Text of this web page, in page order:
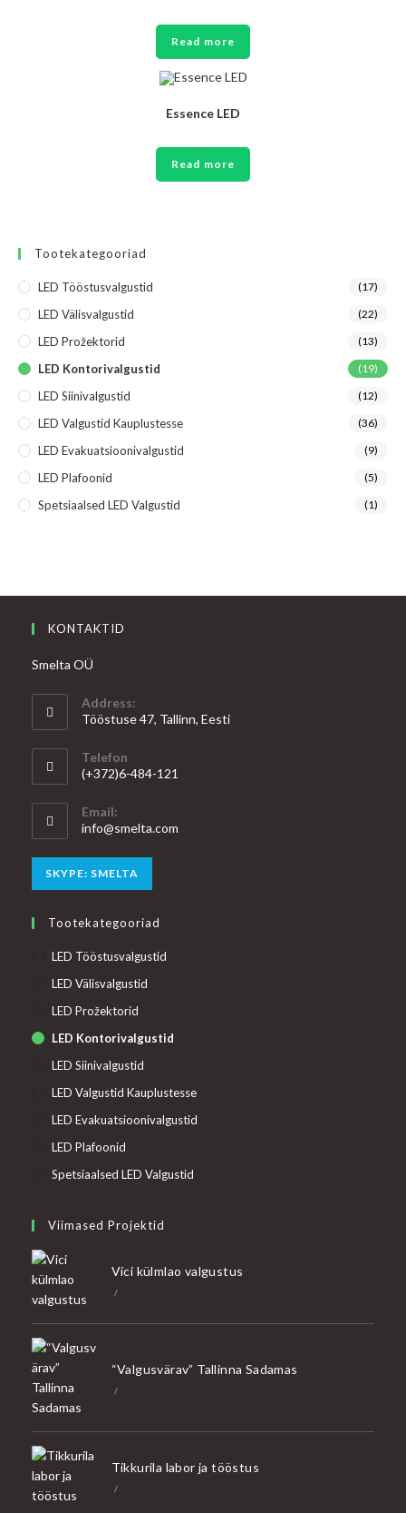
Read more
Essence LED
Read more
Tootekategooriad
LED Tööstusvalgustid (17)
LED Välisvalgustid (22)
LED Prožektorid (13)
LED Kontorivalgustid (19)
LED Siinivalgustid (12)
LED Valgustid Kauplustesse (36)
LED Evakuatsioonivalgustid (9)
LED Plafoonid (5)
Spetsiaalsed LED Valgustid (1)
KONTAKTID
Smelta OÜ
Address:
Tööstuse 47, Tallinn, Eesti
Telefon
(+372)6-484-121
Email:
info@smelta.com
SKYPE: SMELTA
in
Tootekategooriad
LED Tööstusvalgustid
LED Välisvalgustid
LED Prožektorid
LED Kontorivalgustid
LED Siinivalgustid
LED Valgustid Kauplustesse
LED Evakuatsioonivalgustid
LED Plafoonid
Spetsiaalsed LED Valgustid
Viimased Projektid
Vici külmlao valgustus
/
“Valgusvärav” Tallinna Sadamas
/
Tikkurila labor ja tööstus
/